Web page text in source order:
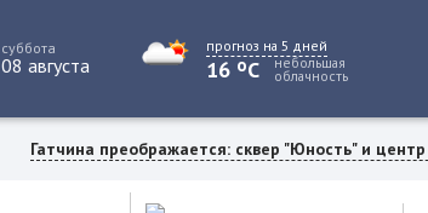
суббота
08 августа
прогноз на 5 дней
16 oC небольшая
облачность
Гатчина преображается: сквер "Юность" и